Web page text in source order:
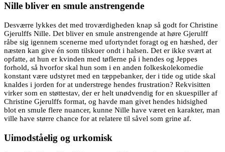
Nille bliver en smule anstrengende
Desværre lykkes det med troværdigheden knap så godt for Christine
Gjerulffs Nille. Det bliver en smule anstrengende at høre Gjerulff
råbe sig igennem scenerne med ufortyndet foragt og en hæshed, der
næsten kan give én som tilskuer ondt i halsen. Det er ikke svært at
opfatte, at hun er kvinden med tøflerne på i hendes og Jeppes
forhold, så hvorfor skal hun som i en anden folkeskolekomedie
konstant være udstyret med en tæppebanker, der i tide og utide skal
knaldes i jorden for at understrege hendes frustration? Rekvisitten
virker som en støttestav, der er helt unødvendig for en skuespiller af
Christine Gjerulffs format, og havde man givet hendes hidsighed
blot en smule flere nuancer, kunne Nille have været en karakter, man
ville have større chance for at relatere til såvel som grine af.
Uimodståelig og urkomisk